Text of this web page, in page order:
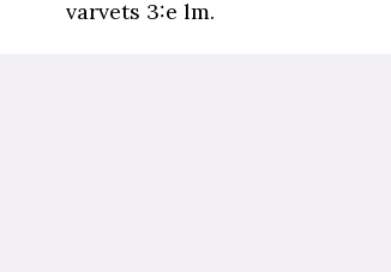
varvets 3:e lm.